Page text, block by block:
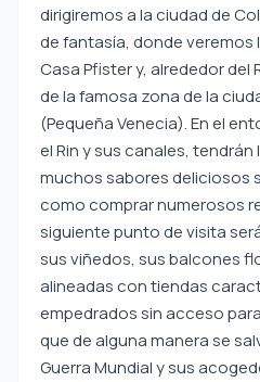
dirigiremos a la ciudad de
de fantasía, donde veremos
Casa Pfister y, alrededor del
de la famosa zona de la
(Pequeña Venecia). En el
el Rin y sus canales,
muchos sabores deliciosos
como comprar numerosos
siguiente punto de visita
sus viñedos, sus balcones
alineadas con tiendas
empedrados sin acceso
que de alguna manera se
Guerra Mundial y sus